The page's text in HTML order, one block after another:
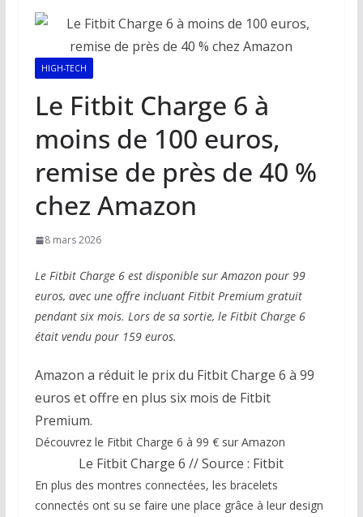
HIGH-TECH
Le Fitbit Charge 6 à
moins de 100 euros,
remise de près de 40 %
chez Amazon
8 mars 2026
Le Fitbit Charge 6 est disponible sur Amazon pour 99
euros, avec une offre incluant Fitbit Premium gratuit
pendant six mois. Lors de sa sortie, le Fitbit Charge 6
était vendu pour 159 euros.
Amazon a réduit le prix du Fitbit Charge 6 à 99
euros et offre en plus six mois de Fitbit
Premium.
Découvrez le Fitbit Charge 6 à 99 € sur Amazon
Le Fitbit Charge 6 // Source : Fitbit
En plus des montres connectées, les bracelets
connectés ont su se faire une place grâce à leur design